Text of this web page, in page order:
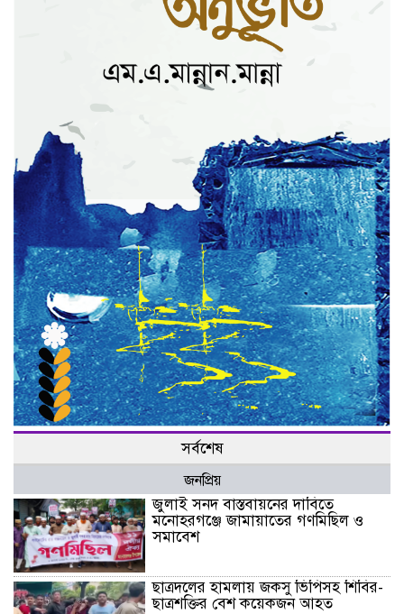
সর্বশেষ
জনপ্রিয়
জুলাই সনদ বাস্তবায়নের দাবিতে
মনোহরগঞ্জে জামায়াতের গণমিছিল ও
সমাবেশ
ছাত্রদলের হামলায় জকসু ভিপিসহ শিবির-
ছাত্রশক্তির বেশ কয়েকজন আহত